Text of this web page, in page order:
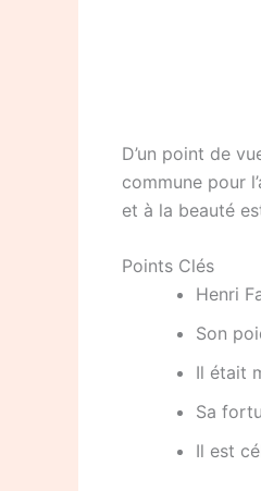
D’un point de
commune pour
et à la beauté
Points Clés
Henri
Son
Il était
Sa
Il est